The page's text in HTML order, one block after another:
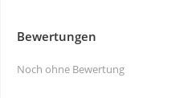
Bewertungen
Noch ohne Bewertung